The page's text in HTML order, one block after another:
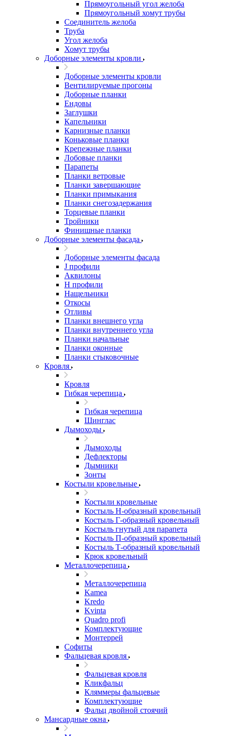
Прямоугольный угол желоба
Прямоугольный хомут трубы
Соединитель желоба
Труба
Угол желоба
Хомут трубы
Доборные элементы кровли
Доборные элементы кровли
Вентилируемые прогоны
Доборные планки
Ендовы
Заглушки
Капельники
Карнизные планки
Коньковые планки
Крепежные планки
Лобовые планки
Парапеты
Планки ветровые
Планки завершающие
Планки примыкания
Планки снегозадержания
Торцевые планки
Тройники
Финишные планки
Доборные элементы фасада
Доборные элементы фасада
J профили
Аквилоны
Н профили
Нащельники
Откосы
Отливы
Планки внешнего угла
Планки внутреннего угла
Планки начальные
Планки оконные
Планки стыковочные
Кровля
Кровля
Гибкая черепица
Гибкая черепица
Шинглас
Дымоходы
Дымоходы
Дефлекторы
Дымники
Зонты
Костыли кровельные
Костыли кровельные
Костыль H-образный кровельный
Костыль Г-образный кровельный
Костыль гнутый для парапета
Костыль П-образный кровельный
Костыль Т-образный кровельный
Крюк кровельный
Металлочерепица
Металлочерепица
Kamea
Kredo
Kvinta
Quadro profi
Комплектующие
Монтеррей
Софиты
Фальцевая кровля
Фальцевая кровля
Кликфальц
Кляммеры фальцевые
Комплектующие
Фальц двойной стоячий
Мансардные окна